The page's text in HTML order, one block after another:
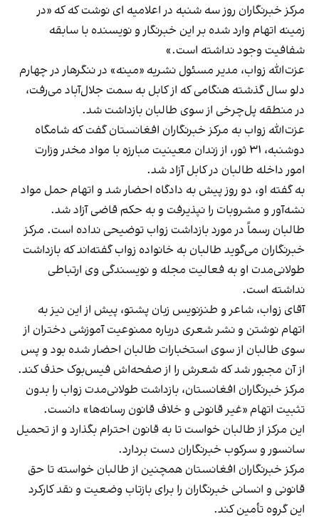
مرکز خبرنگاران روز سه شنبه در اعلامیه ای نوشت که که «در
زمینه اتهام وارد شده بر این خبرنگار و نویسنده با سابقه
شفافیت وجود نداشته است.»
عزت‌الله زواب، مدیر مسئول نشریه «مینه» در ننگرهار در چهارم
دلو سال گذشته هنگامی که از کابل به سمت جلال‌آباد می‌رفت،
در منطقه پل‌چرخی از سوی طالبان بازداشت شد.
عزت‌الله زواب به مرکز خبرنگاران افغانستان گفت که شامگاه
دوشنبه، ۳۱ ثور، از زندان معینیت مبارزه با مواد مخدر وزارت
امور داخله طالبان در کابل آزاد شد.
به گفته او، دو روز پیش به دادگاه احضار شد و اتهام حمل مواد
نشه‌آور و مشروبات را نپذیرفت و به حکم قاضی آزاد شد‌.
طالبان رسماً در مورد بازداشت زواب توضیحی نداده است. مرکز
خبرنگاران می‌گوید طالبان به خانواده‌ زواب گفته‌اند که بازداشت
طولانی‌مدت او به فعالیت مجله و نویسندگی وی ارتباطی
نداشته است.
آقای زواب، شاعر و طنزنویس زبان پشتو، پیش از این نیز به
اتهام نوشتن و نشر شعری درباره ممنوعیت آموزشی دختران از
سوی طالبان از سوی استخبارات طالبان احضار شده بود و پس
از آن مجبور شد که شعرش را از صفحه‌اش فیس‌بوک حذف کند.
مرکز خبرنگاران افغانستان، بازداشت طولانی‌مدت زواب را بدون
تثبیت اتهام «غیر قانونی و خلاف قانون رسانه‌ها» دانست.
این مرکز از طالبان خواست تا به قانون احترام بگذارد و از تحمیل
سانسور و سرکوب خبرنگاران دست بردارد.
مرکز خبرنگاران افغانستان همچنین از طالبان خواسته تا حق
قانونی و انسانی خبرنگاران را برای بازتاب وضعیت و نقد کارکرد
این گروه تأمین کند.